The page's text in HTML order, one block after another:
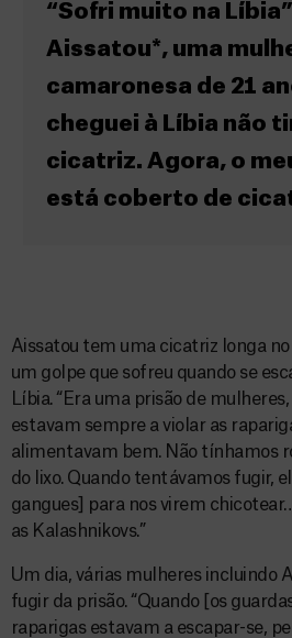
“Sofri muito na
Aissatou*, uma
camaronesa de 21
cheguei à Líbia não
cicatriz. Agora, o
está coberto de
Aissatou tem uma cicatriz longa
um golpe que sofreu quando se
Líbia. “Era uma prisão de
estavam sempre a violar as
alimentavam bem. Não tínhamos
do lixo. Quando tentávamos fugir,
gangues] para nos virem
as Kalashnikovs.”
Um dia, várias mulheres incluindo
fugir da prisão. “Quando [os
raparigas estavam a escapar-se,